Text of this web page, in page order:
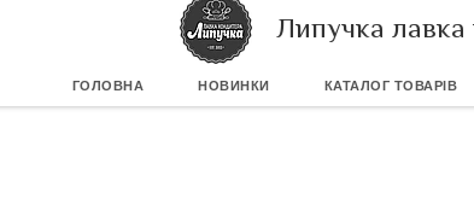
Липучка лавка
ГОЛОВНА НОВИНКИ КАТАЛОГ ТОВАРІВ